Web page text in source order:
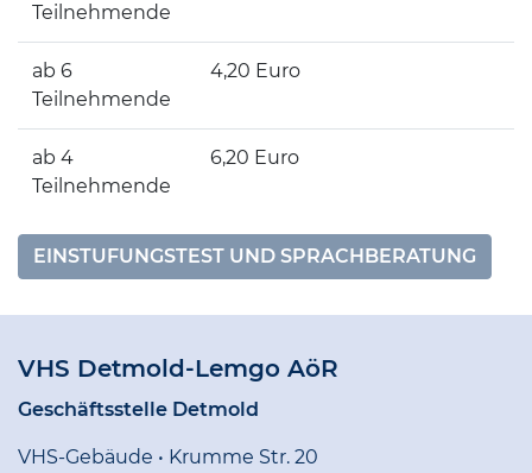
Teilnehmende
ab 6
Teilnehmende
4,20 Euro
ab 4
Teilnehmende
6,20 Euro
EINSTUFUNGSTEST UND SPRACHBERATUNG
VHS Detmold-Lemgo AöR
Geschäftsstelle Detmold
VHS-Gebäude • Krumme Str. 20